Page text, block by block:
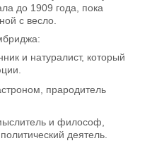
до 1909 года, пока
с весло.
и натуралист, который
прародитель
и философ,
деятель.